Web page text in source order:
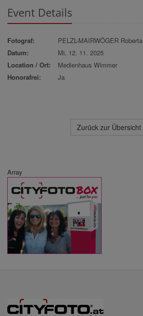
Event Details
Fotograf:
PELZL-MAIRWÖGER Roberta
Datum:
Mi, 12. 11. 2025
Location / Ort:
Medienhaus Wimmer
Honorafrei:
Ja
Zurück zur Übersicht
Array